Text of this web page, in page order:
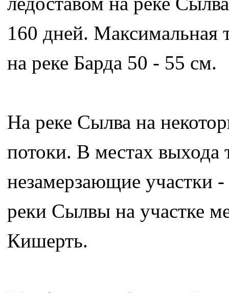
160 дней. Максимальная
на реке Барда 50 - 55 см.
На реке Сылва на
потоки. В местах выхода
незамерзающие участки
реки Сылвы на участке
Кишерть.